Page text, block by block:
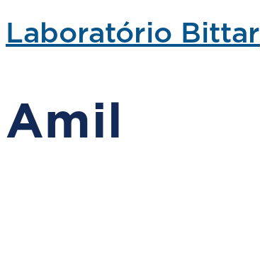
Laboratório Bittar
Amil